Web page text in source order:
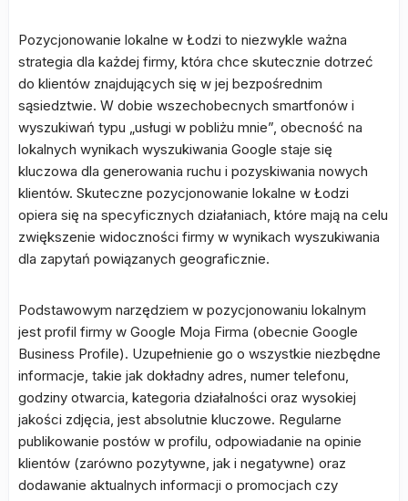
Pozycjonowanie lokalne w Łodzi to niezwykle ważna
strategia dla każdej firmy, która chce skutecznie dotrzeć
do klientów znajdujących się w jej bezpośrednim
sąsiedztwie. W dobie wszechobecnych smartfonów i
wyszukiwań typu „usługi w pobliżu mnie”, obecność na
lokalnych wynikach wyszukiwania Google staje się
kluczowa dla generowania ruchu i pozyskiwania nowych
klientów. Skuteczne pozycjonowanie lokalne w Łodzi
opiera się na specyficznych działaniach, które mają na celu
zwiększenie widoczności firmy w wynikach wyszukiwania
dla zapytań powiązanych geograficznie.
Podstawowym narzędziem w pozycjonowaniu lokalnym
jest profil firmy w Google Moja Firma (obecnie Google
Business Profile). Uzupełnienie go o wszystkie niezbędne
informacje, takie jak dokładny adres, numer telefonu,
godziny otwarcia, kategoria działalności oraz wysokiej
jakości zdjęcia, jest absolutnie kluczowe. Regularne
publikowanie postów w profilu, odpowiadanie na opinie
klientów (zarówno pozytywne, jak i negatywne) oraz
dodawanie aktualnych informacji o promocjach czy